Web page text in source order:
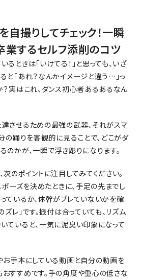
撮りしてチェック！一瞬
業するセルフ添削のコツ
ときは「いけてる！」と思っても、いざ
と「あれ？なんかイメージと違う…」っ
？実はこれ、ダンス初心者あるあるなん
させるための最強の武器、それがスマ
の踊りを客観的に見ることで、どこがダ
のかが、一瞬で浮き彫りになります。
のポイントに注目してみてください。
ポーズを決めたときに、手足の先までし
ているか、体幹がブレていないかを確
ズレ」です。振付は合っていても、リズム
ていると、一気に泥臭い印象になって
お手本にしている動画と自分の動画を
すすめです。手の角度や重心の低さな